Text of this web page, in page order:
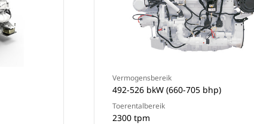
Vermogensbereik
492-526 bkW (660-705 bhp)
Toerentalbereik
2300 tpm